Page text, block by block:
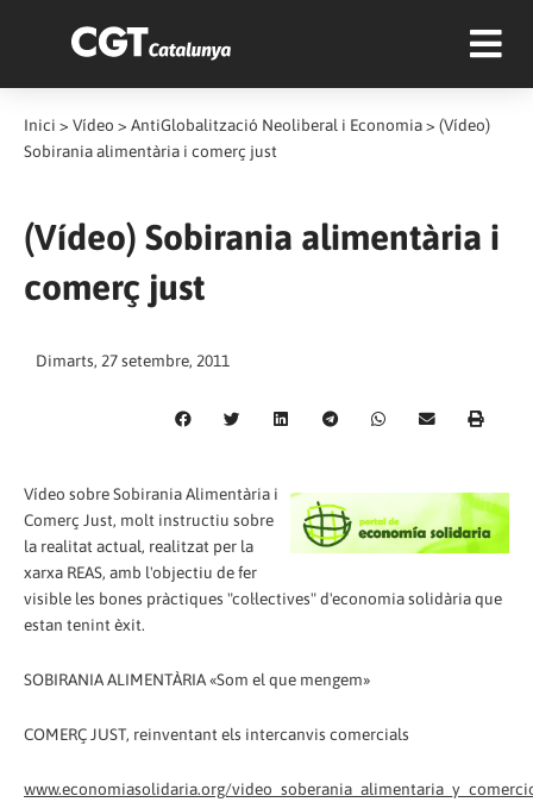
Inici > Vídeo > AntiGlobalització Neoliberal i Economia> (Vídeo)
Sobirania alimentària i comerç just
(Vídeo) Sobirania alimentària i
comerç just
Dimarts, 27 setembre, 2011
Vídeo sobre Sobirania Alimentària i
Comerç Just, molt instructiu sobre
la realitat actual, realitzat per la
xarxa REAS, amb l'objectiu de fer
visible les bones pràctiques "col·lectives" d'economia solidària que
estan tenint èxit.
SOBIRANIA ALIMENTÀRIA «Som el que mengem»
COMERÇ JUST, reinventant els intercanvis comercials
www.economiasolidaria.org/